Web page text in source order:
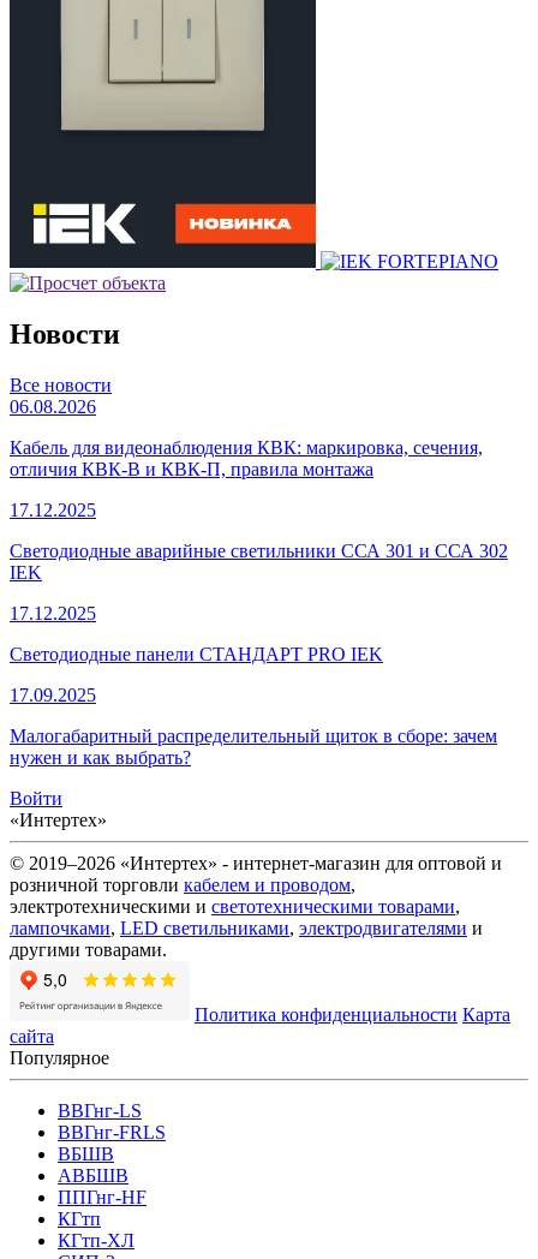
Новости
Все новости
06.08.2026
Кабель для видеонаблюдения КВК: маркировка, сечения,
отличия КВК-В и КВК-П, правила монтажа
17.12.2025
Светодиодные аварийные светильники ССА 301 и ССА 302
IEK
17.12.2025
Светодиодные панели СТАНДАРТ PRO IEK
17.09.2025
Малогабаритный распределительный щиток в сборе: зачем
нужен и как выбрать?
Войти
«Интертех»
© 2019–2026 «Интертех» - интернет-магазин для оптовой и
розничной торговли кабелем и проводом,
электротехническими и светотехническими товарами,
лампочками, LED светильниками, электродвигателями и
другими товарами.
Политика конфиденциальности Карта
сайта
Популярное
ВВГнг-LS
ВВГнг-FRLS
ВБШВ
АВБШВ
ППГнг-HF
КГтп
КГтп-ХЛ